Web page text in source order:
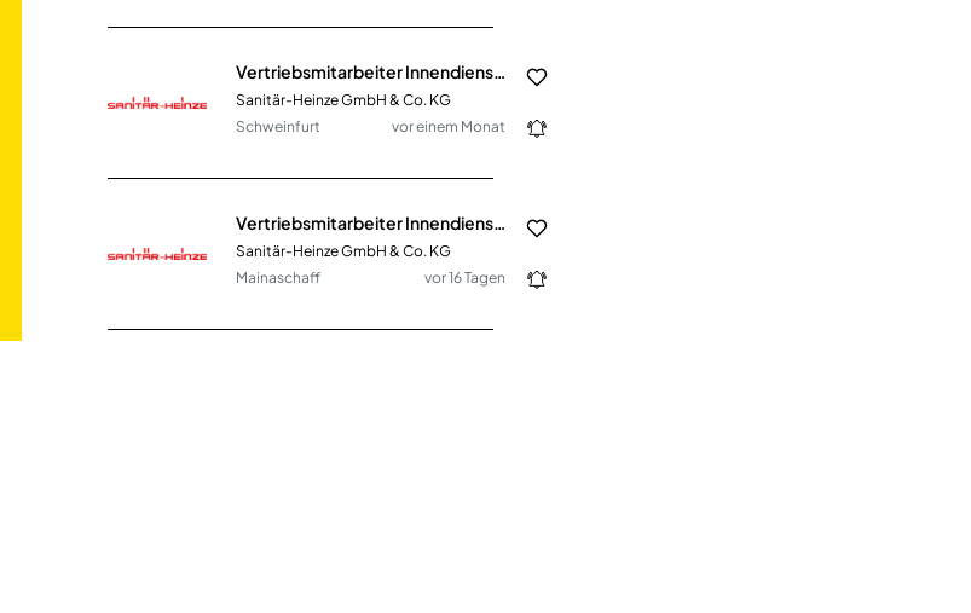
Vertriebsmitarbeiter Innendienst SHK (m/w/d)
Sanitär-Heinze GmbH & Co. KG
Schweinfurt
vor einem Monat
Vertriebsmitarbeiter Innendienst SHK (m/w/d)
Sanitär-Heinze GmbH & Co. KG
Mainaschaff
vor 16 Tagen